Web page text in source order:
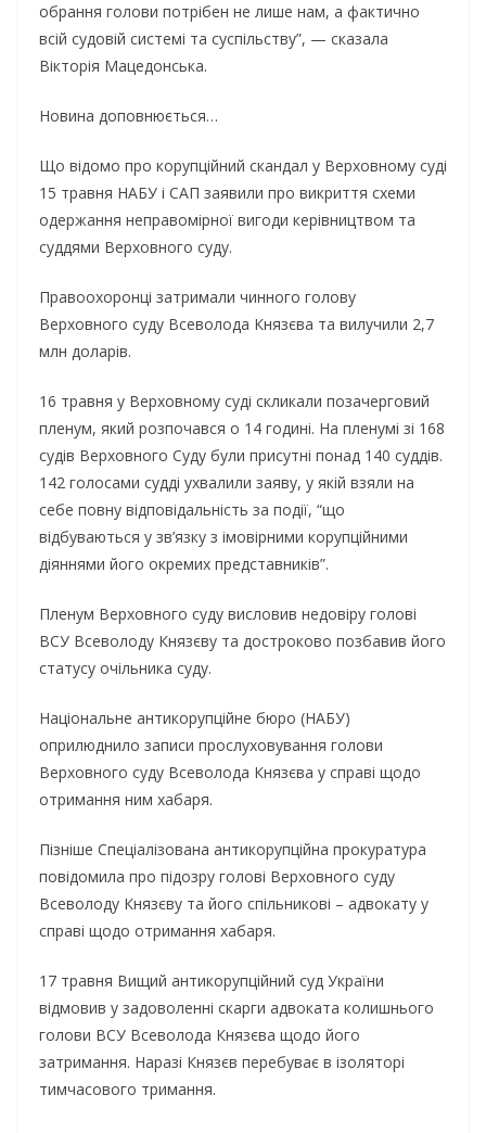
обрання голови потрібен не лише нам, а фактично
всій судовій системі та суспільству”, — сказала
Вікторія Мацедонська.
Новина доповнюється…
Що відомо про корупційний скандал у Верховному суді
15 травня НАБУ і САП заявили про викриття схеми
одержання неправомірної вигоди керівництвом та
суддями Верховного суду.
Правоохоронці затримали чинного голову
Верховного суду Всеволода Князєва та вилучили 2,7
млн доларів.
16 травня у Верховному суді скликали позачерговий
пленум, який розпочався о 14 годині. На пленумі зі 168
судів Верховного Суду були присутні понад 140 суддів.
142 голосами судді ухвалили заяву, у якій взяли на
себе повну відповідальність за події, “що
відбуваються у зв’язку з імовірними корупційними
діяннями його окремих представників”.
Пленум Верховного суду висловив недовіру голові
ВСУ Всеволоду Князєву та достроково позбавив його
статусу очільника суду.
Національне антикорупційне бюро (НАБУ)
оприлюднило записи прослуховування голови
Верховного суду Всеволода Князєва у справі щодо
отримання ним хабаря.
Пізніше Спеціалізована антикорупційна прокуратура
повідомила про підозру голові Верховного суду
Всеволоду Князєву та його спільникові – адвокату у
справі щодо отримання хабаря.
17 травня Вищий антикорупційний суд України
відмовив у задоволенні скарги адвоката колишнього
голови ВСУ Всеволода Князєва щодо його
затримання. Наразі Князєв перебуває в ізоляторі
тимчасового тримання.